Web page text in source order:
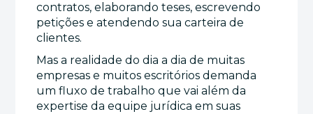
contratos, elaborando teses, escrevendo
petições e atendendo sua carteira de
clientes.
Mas a realidade do dia a dia de muitas
empresas e muitos escritórios demanda
um fluxo de trabalho que vai além da
expertise da equipe jurídica em suas